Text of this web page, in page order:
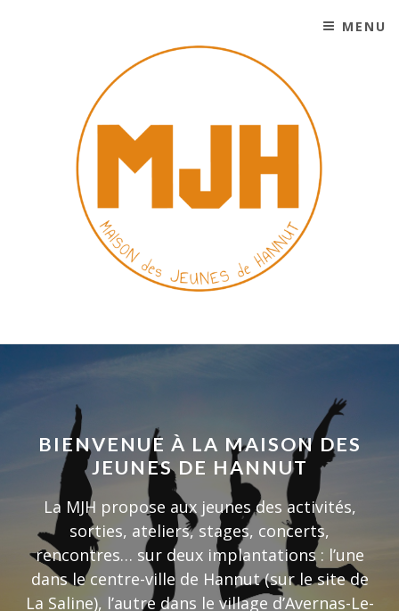
MAISON DES JEUNES DE
MENU
BIENVENUE À LA MAISON DES
JEUNES DE HANNUT
La MJH propose aux jeunes des activités,
sorties, ateliers, stages, concerts,
rencontres… sur deux implantations : l’une
dans le centre-ville de Hannut (sur le site de
La Saline), l’autre dans le village d’Avernas-Le-